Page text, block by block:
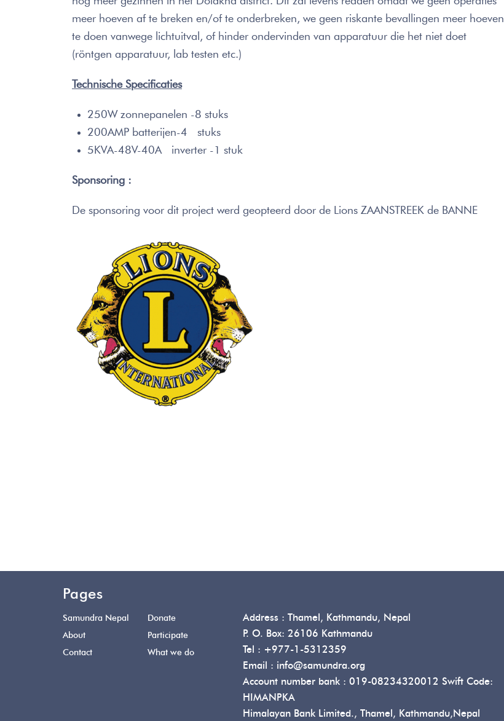
meer hoeven af te breken en/of te onderbreken, we geen riskante bevallingen meer hoeven
te doen vanwege lichtuitval, of hinder ondervinden van apparatuur die het niet doet
(röntgen apparatuur, lab testen etc.)
Technische Specificaties
250W zonnepanelen -8 stuks
200AMP batterijen-4 stuks
5KVA-48V-40A inverter -1 stuk
Sponsoring :
De sponsoring voor dit project werd geopteerd door de Lions ZAANSTREEK de BANNE
Pages
Samundra Nepal
About
Contact
Donate
Participate
What we do
Address : Thamel, Kathmandu, Nepal
P. O. Box: 26106 Kathmandu
Tel : +977-1-5312359
Email : info@samundra.org
Account number bank : 019-08234320012 Swift Code:
HIMANPKA
Himalayan Bank Limited., Thamel, Kathmandu,Nepal